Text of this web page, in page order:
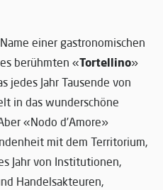
einer gastronomischen
berühmten «Tortellino»
jedes Jahr Tausende von
in das wunderschöne
«Nodo d’Amore»
mit dem Territorium,
Jahr von Institutionen,
Handelsakteuren,